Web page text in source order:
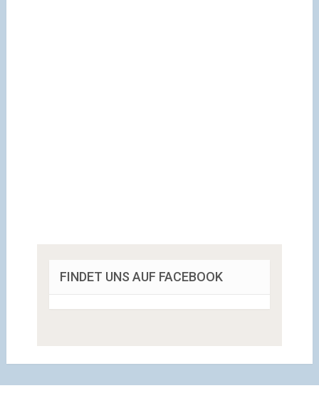
FINDET UNS AUF FACEBOOK